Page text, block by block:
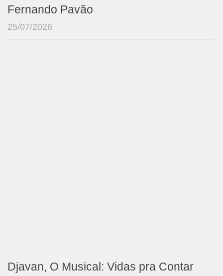
Fernando Pavão
25/07/2026
Djavan, O Musical: Vidas pra Contar